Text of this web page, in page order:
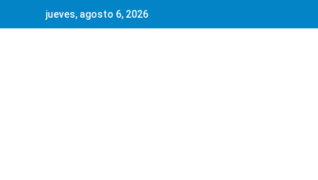
jueves, agosto 6, 2026